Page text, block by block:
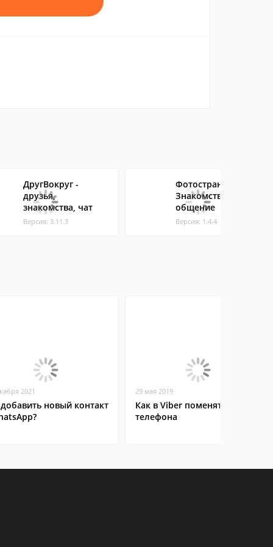
ДругВокруг -
друзья,
знакомства, чат
Версия: 3.11.3
Фотострана -
Знакомства и
общение
Версия: 1.4.4
2021
новый контакт
29 мая 2019
Как в Viber поменять номер
телефона